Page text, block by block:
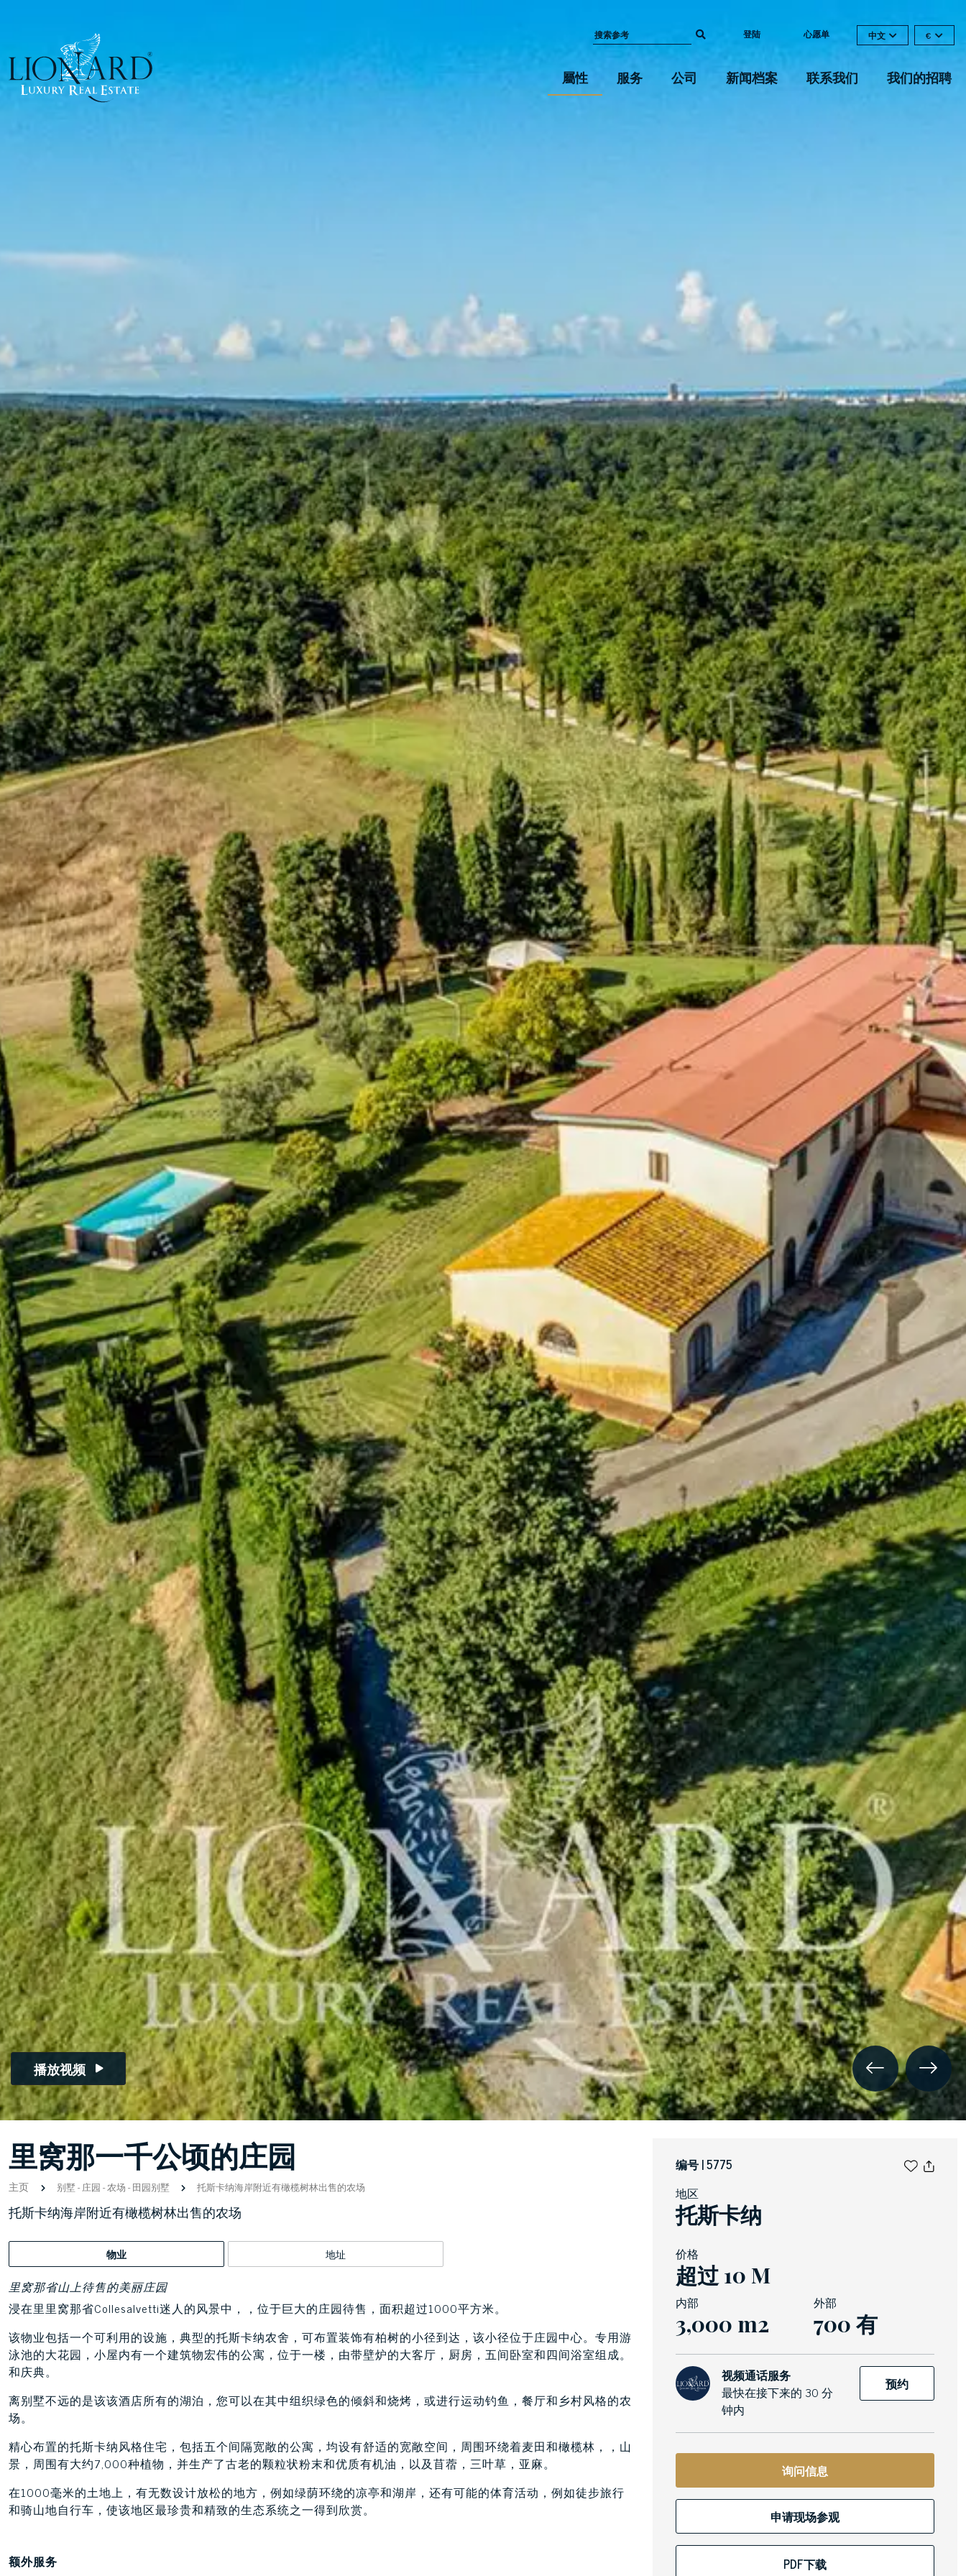
登陆 心愿单 中文 €
屬性 服务 公司 新闻档案 联系我们 我们的招聘
播放视频
里窝那一千公顷的庄园
主页 别墅-庄园-农场-田园别墅 托斯卡纳海岸附近有橄榄树林出售的农场
托斯卡纳海岸附近有橄榄树林出售的农场
物业 地址
里窝那省山上待售的美丽庄园
浸在里里窝那省Collesalvetti迷人的风景中，，位于巨大的庄园待售，面积超过1000平方米。
该物业包括一个可利用的设施，典型的托斯卡纳农舍，可布置装饰有柏树的小径到达，该小径位于庄园中心。专用游
泳池的大花园，小屋内有一个建筑物宏伟的公寓，位于一楼，由带壁炉的大客厅，厨房，五间卧室和四间浴室组成。
和庆典。
离别墅不远的是该该酒店所有的湖泊，您可以在其中组织绿色的倾斜和烧烤，或进行运动钓鱼，餐厅和乡村风格的农
场。
精心布置的托斯卡纳风格住宅，包括五个间隔宽敞的公寓，均设有舒适的宽敞空间，周围环绕着麦田和橄榄林，，山
景，周围有大约7,000种植物，并生产了古老的颗粒状粉末和优质有机油，以及苜蓿，三叶草，亚麻。
在1000毫米的土地上，有无数设计放松的地方，例如绿荫环绕的凉亭和湖岸，还有可能的体育活动，例如徒步旅行
和骑山地自行车，使该地区最珍贵和精致的生态系统之一得到欣赏。
额外服务
编号 | 5775
地区
托斯卡纳
价格
超过 10 M
内部
3,000 m2
外部
700 有
视频通话服务
最快在接下来的 30 分
钟内
预约
询问信息
申请现场参观
PDF下载